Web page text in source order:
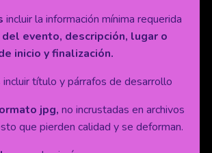
incluir la información mínima requerida
evento, descripción, lugar o
inicio y finalización.
incluir título y párrafos de desarrollo
jpg, no incrustadas en archivos
que pierden calidad y se deforman.